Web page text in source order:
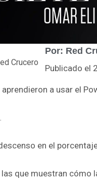
Por: Red
Publicado el
a usar el
en el
que muestran cómo